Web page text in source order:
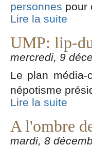
personnes pour
Lire la suite
UMP: lip-
mercredi, 9
Le plan
népotisme
Lire la suite
A l'ombre
mardi, 8